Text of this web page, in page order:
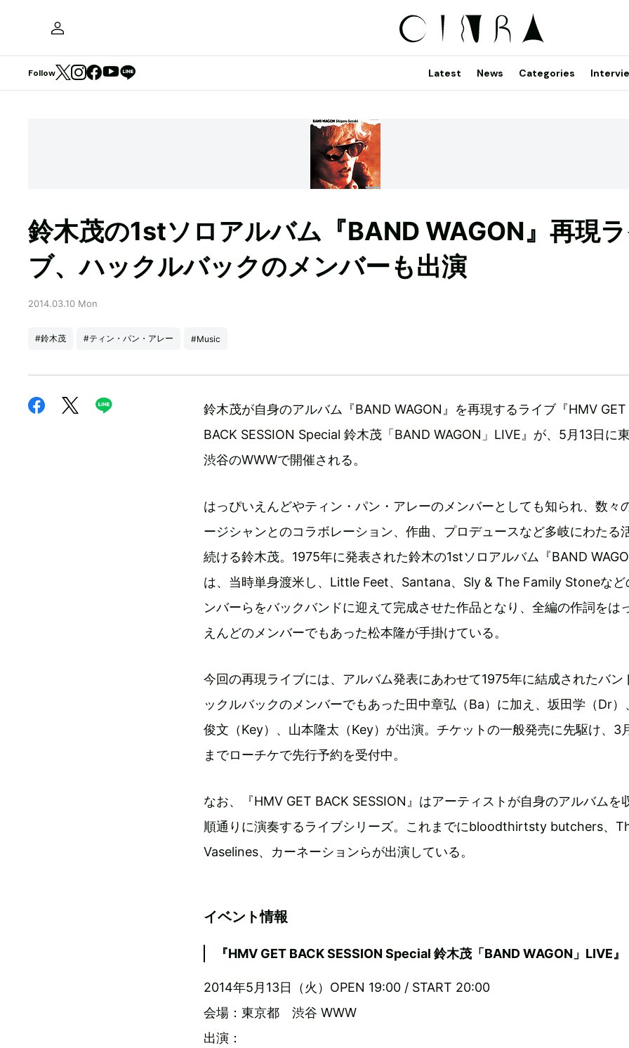
Follow Latest News Categories
鈴木茂の1stソロアルバム『BAND WAGON』再現
ブ、ハックルバックのメンバーも出演
2014.03.10 Mon
#鈴木茂 #ティン・パン・アレー #Music
鈴木茂が自身のアルバム『BAND WAGON』を再現するライブ『HMV GET
BACK SESSION Special 鈴木茂「BAND WAGON」LIVE』が、5月13日に
渋谷のWWWで開催される。
はっぴいえんどやティン・パン・アレーのメンバーとしても知られ、数々
ージシャンとのコラボレーション、作曲、プロデュースなど多岐にわたる
続ける鈴木茂。1975年に発表された鈴木の1stソロアルバム『BAND
は、当時単身渡米し、Little Feet、Santana、Sly & The Family Stoneなど
ンバーらをバックバンドに迎えて完成させた作品となり、全編の作詞をは
えんどのメンバーでもあった松本隆が手掛けている。
今回の再現ライブには、アルバム発表にあわせて1975年に結成されたバン
ックルバックのメンバーでもあった田中章弘（Ba）に加え、坂田学（Dr）
俊文（Key）、山本隆太（Key）が出演。チケットの一般発売に先駆け、3
までローチケで先行予約を受付中。
なお、『HMV GET BACK SESSION』はアーティストが自身のアルバムを
順通りに演奏するライブシリーズ。これまでにbloodthirtsty butchers、
Vaselines、カーネーションらが出演している。
イベント情報
『HMV GET BACK SESSION Special 鈴木茂「BAND WAGON」LIVE』
2014年5月13日（火）OPEN 19:00 / START 20:00
会場：東京都 渋谷 WWW
出演：